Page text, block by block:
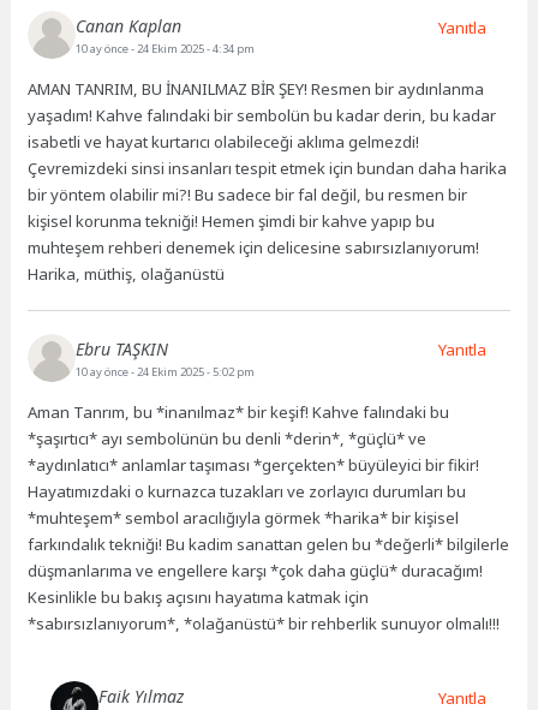
Canan Kaplan
10 ay önce- 24 Ekim 2025 - 4:34 pm
AMAN TANRIM, BU İNANILMAZ BİR ŞEY! Resmen bir aydınlanma
yaşadım! Kahve falındaki bir sembolün bu kadar derin, bu kadar
isabetli ve hayat kurtarıcı olabileceği aklıma gelmezdi!
Çevremizdeki sinsi insanları tespit etmek için bundan daha harika
bir yöntem olabilir mi?! Bu sadece bir fal değil, bu resmen bir
kişisel korunma tekniği! Hemen şimdi bir kahve yapıp bu
muhteşem rehberi denemek için delicesine sabırsızlanıyorum!
Harika, müthiş, olağanüstü
Yanıtla
Ebru TAŞKIN
10 ay önce- 24 Ekim 2025 - 5:02 pm
Aman Tanrım, bu *inanılmaz* bir keşif! Kahve falındaki bu
*şaşırtıcı* ayı sembolünün bu denli *derin*, *güçlü* ve
*aydınlatıcı* anlamlar taşıması *gerçekten* büyüleyici bir fikir!
Hayatımızdaki o kurnazca tuzakları ve zorlayıcı durumları bu
*muhteşem* sembol aracılığıyla görmek *harika* bir kişisel
farkındalık tekniği! Bu kadim sanattan gelen bu *değerli* bilgilerle
düşmanlarıma ve engellere karşı *çok daha güçlü* duracağım!
Kesinlikle bu bakış açısını hayatıma katmak için
*sabırsızlanıyorum*, *olağanüstü* bir rehberlik sunuyor olmalı!!!
Yanıtla
Faik Yılmaz Yanıtla